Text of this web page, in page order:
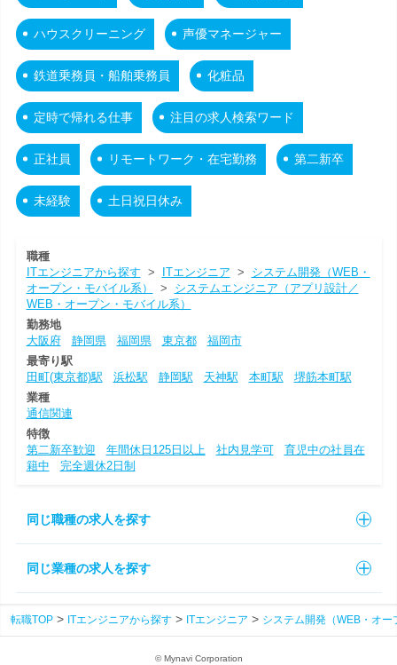
ハウスクリーニング 声優マネージャー
鉄道乗務員・船舶乗務員 化粧品
定時で帰れる仕事 注目の求人検索ワード
正社員 リモートワーク・在宅勤務 第二新卒
未経験 土日祝日休み
職種
ITエンジニアから探す > ITエンジニア > システム開発（WEB・
オープン・モバイル系）
> システムエンジニア（アプリ設計／
WEB・オープン・モバイル系）
勤務地
大阪府
静岡県 福岡県 東京都
福岡市
最寄り駅
田町(東京都)駅
浜松駅 静岡駅 天神駅 本町駅
堺筋本町駅
業種
通信関連
特徴
第二新卒歓迎
年間休日125日以上 社内見学可
育児中の社員在
籍中
完全週休2日制
同じ職種の求人を探す
同じ業種の求人を探す
転職TOP ITエンジニアから探す ITエンジニア システム開発（WEB・オ
© Mynavi Corporation